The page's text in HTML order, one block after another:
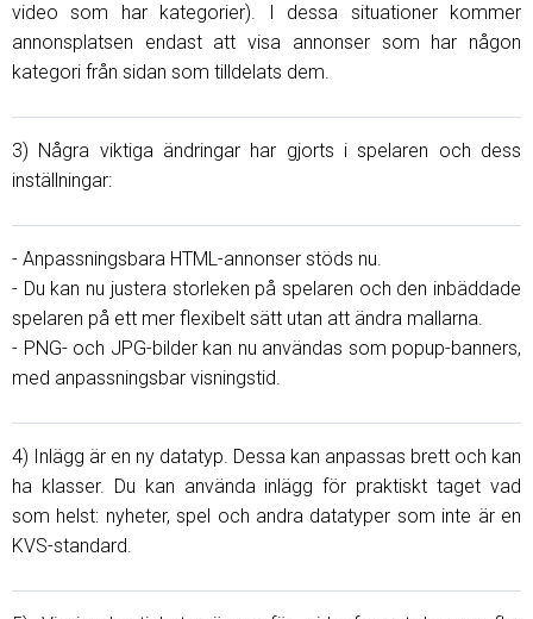
video som har kategorier). I dessa situationer kommer
annonsplatsen endast att visa annonser som har någon
kategori från sidan som tilldelats dem.
3) Några viktiga ändringar har gjorts i spelaren och dess
inställningar:
- Anpassningsbara HTML-annonser stöds nu.
- Du kan nu justera storleken på spelaren och den inbäddade
spelaren på ett mer flexibelt sätt utan att ändra mallarna.
- PNG- och JPG-bilder kan nu användas som popup-banners,
med anpassningsbar visningstid.
4) Inlägg är en ny datatyp. Dessa kan anpassas brett och kan
ha klasser. Du kan använda inlägg för praktiskt taget vad
som helst: nyheter, spel och andra datatyper som inte är en
KVS-standard.